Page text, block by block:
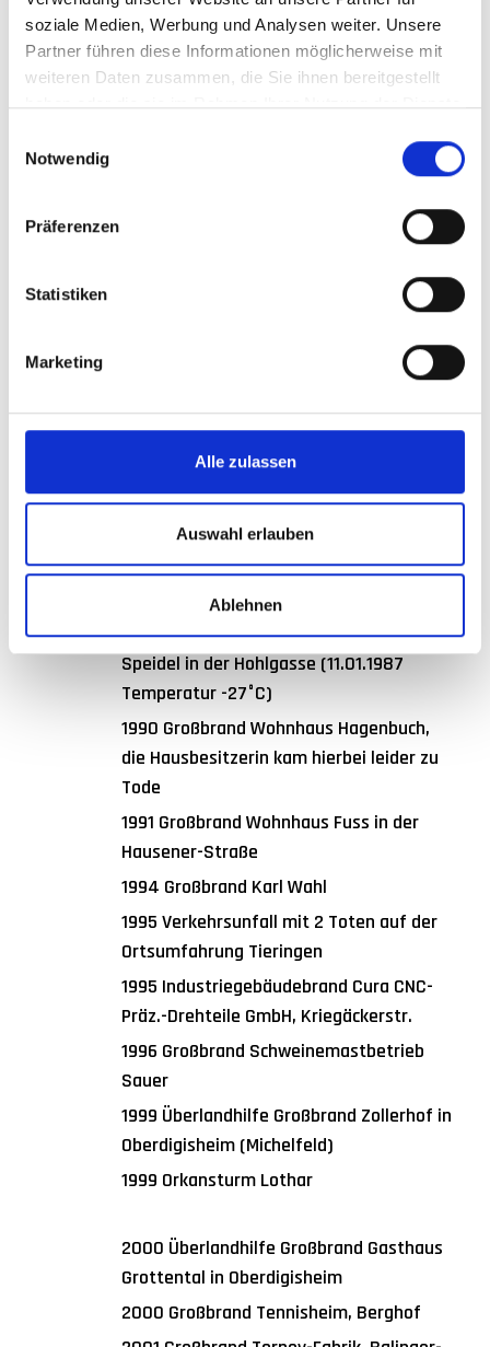
soziale Medien, Werbung und Analysen weiter. Unsere
Partner führen diese Informationen möglicherweise mit
weiteren Daten zusammen, die Sie ihnen bereitgestellt
haben oder die sie im Rahmen Ihrer Nutzung der Dienste
Notwendig
Präferenzen
Statistiken
Marketing
Alle zulassen
Auswahl erlauben
Ablehnen
1922 Großbrand Anwesen des
Nachtwächters Andreas Katzenstein, auf
der Wasserscheide
1934 Großbrand Anwesen des „Kleinen
1945 Großbrand Anwesen des Christian
1969 Großbrand Anwesen der Anna Hölz
1971 Großbrand Anwesen des Salamon
1978 Großbrand Anwesen Mattes in der
Neuen Str.
1982 Großbrand Ökonomieschuppen des
Heinrich Wolfinger in der Schlichemstraße
1983 Brand der Bergstation vom Skilift
1987 Großbrand Wohnhaus Manfred
Speidel in der Hohlgasse (11.01.1987
Temperatur -27°C)
1990 Großbrand Wohnhaus Hagenbuch,
die Hausbesitzerin kam hierbei leider zu
Tode
1991 Großbrand Wohnhaus Fuss in der
Hausener-Straße
1994 Großbrand Karl Wahl
1995 Verkehrsunfall mit 2 Toten auf der
Ortsumfahrung Tieringen
1995 Industriegebäudebrand Cura CNC-
Präz.-Drehteile GmbH, Kriegäckerstr.
1996 Großbrand Schweinemastbetrieb
Sauer
1999 Überlandhilfe Großbrand Zollerhof in
Oberdigisheim (Michelfeld)
1999 Orkansturm Lothar
2000 Überlandhilfe Großbrand Gasthaus
Grottental in Oberdigisheim
2000 Großbrand Tennisheim, Berghof